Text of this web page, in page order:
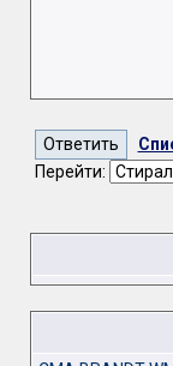
Перейти: